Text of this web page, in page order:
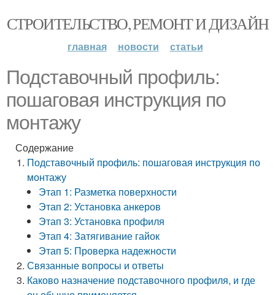
СТРОИТЕЛЬСТВО, РЕМОНТ И ДИЗАЙН
главная новости статьи
Подставочный профиль:
пошаговая инструкция по
монтажу
Содержание
Подставочный профиль: пошаговая инструкция по
монтажу
Этап 1: Разметка поверхности
Этап 2: Установка анкеров
Этап 3: Установка профиля
Этап 4: Затягивание гайок
Этап 5: Проверка надежности
Связанные вопросы и ответы
Каково назначение подставочного профиля, и где